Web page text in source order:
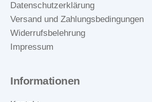
Datenschutzerklärung
Versand und Zahlungsbedingungen
Widerrufsbelehrung
Impressum
Informationen